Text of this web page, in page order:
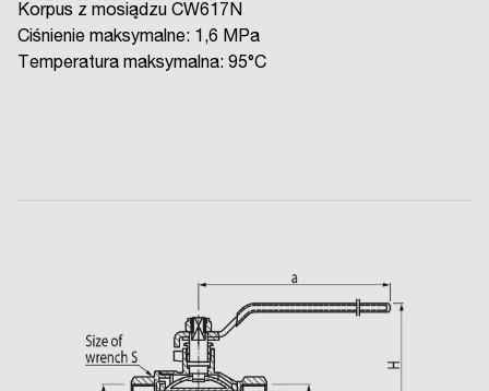
Korpus z mosiądzu CW617N
Ciśnienie maksymalne: 1,6 MPa
Temperatura maksymalna: 95°C